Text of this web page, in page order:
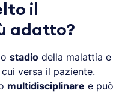
il
adatto?
stadio della malattia e
cui versa il paziente.
multidisciplinare e può